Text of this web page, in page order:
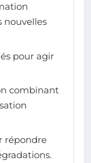
nouvelles
pour agir
combinant
répondre